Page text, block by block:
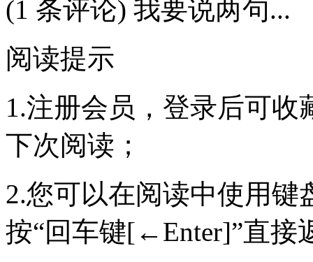
(1 条评论) 我要说两句...
阅读提示
1.注册会员，登录后可
下次阅读；
2.您可以在阅读中使用
按“回车键[←Enter]”直接